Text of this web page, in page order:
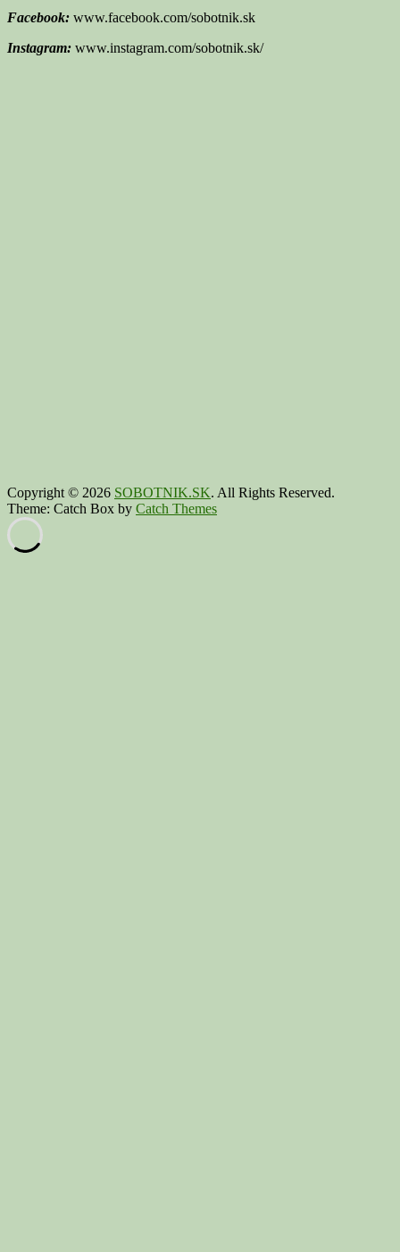
Facebook: www.facebook.com/sobotnik.sk
Instagram: www.instagram.com/sobotnik.sk/
Copyright © 2026 SOBOTNIK.SK. All Rights Reserved.
Theme: Catch Box by Catch Themes
Scroll
Up